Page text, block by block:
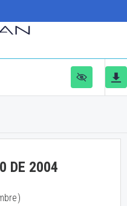
DE 2004